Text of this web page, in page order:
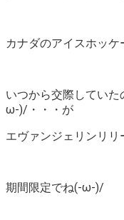
カナダのアイスホッケ
いつから交際してい
ω-)/・・・が
エヴァンジェリンリリ
期間限定でね(-ω-)/